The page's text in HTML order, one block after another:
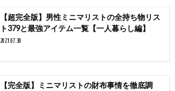
【超完全版】男性ミニマリストの全持ち物リス
ト379と最強アイテム一覧【一人暮らし編】
2021.07.30
【完全版】ミニマリストの財布事情を徹底調